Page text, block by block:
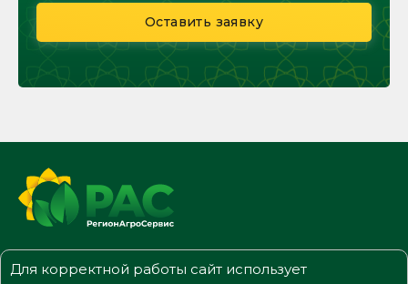
Оставить заявку
Для корректной работы сайт использует